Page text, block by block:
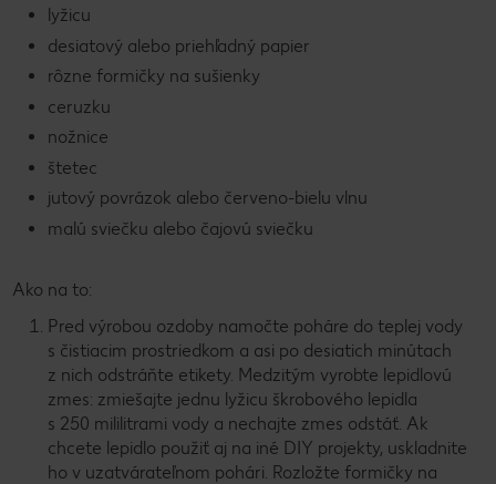
lyžicu
desiatový alebo priehľadný papier
rôzne formičky na sušienky
ceruzku
nožnice
štetec
jutový povrázok alebo červeno-bielu vlnu
malú sviečku alebo čajovú sviečku
Ako na to:
Pred výrobou ozdoby namočte poháre do teplej vody
s čistiacim prostriedkom a asi po desiatich minútach
z nich odstráňte etikety. Medzitým vyrobte lepidlovú
zmes: zmiešajte jednu lyžicu škrobového lepidla
s 250 mililitrami vody a nechajte zmes odstáť. Ak
chcete lepidlo použiť aj na iné DIY projekty, uskladnite
ho v uzatvárateľnom pohári. Rozložte formičky na